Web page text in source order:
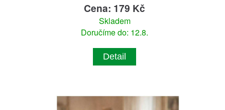
Cena: 179 Kč
Skladem
Doručíme do: 12.8.
Detail